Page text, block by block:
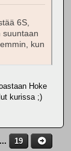
6S,
suuntaan
kun
Hoke
kurissa ;)
... 19